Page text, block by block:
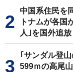
中国系住民を
トナムが各国
人｣を国外追
｢サンダル登
599ｍの高尾